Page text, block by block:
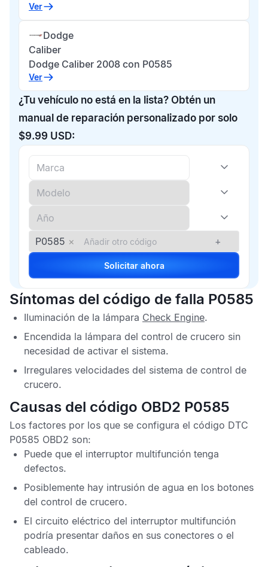
Ver
Dodge
Caliber
Dodge Caliber 2008 con P0585
Ver
¿Tu vehículo no está en la lista? Obtén un
manual de reparación personalizado por solo
$9.99 USD:
P0585 × +
Solicitar ahora
Síntomas del código de falla P0585
Iluminación de la lámpara Check Engine.
Encendida la lámpara del control de crucero sin
necesidad de activar el sistema.
Irregulares velocidades del sistema de control de
crucero.
Causas del código OBD2 P0585
Los factores por los que se configura el código DTC
P0585 OBD2 son:
Puede que el interruptor multifunción tenga
defectos.
Posiblemente hay intrusión de agua en los botones
del control de crucero.
El circuito eléctrico del interruptor multifunción
podría presentar daños en sus conectores o el
cableado.